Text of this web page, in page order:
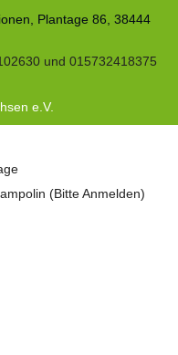
Plantage 86, 38444
und 015732418375
(Bitte Anmelden)